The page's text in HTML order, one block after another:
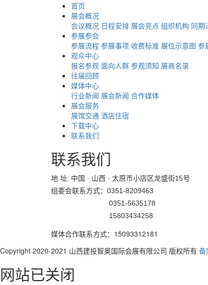
首页
展会概况
会议概况 日程安排 展会亮点 组织机构 同期
参展参会
参展流程 参展事项 收费标准 展位示意图 参
观众中心
报名参观 面向人群 参观须知 展商名录
往届回顾
媒体中心
行业新闻 展会新闻 合作媒体
展会服务
展馆交通 酒店住宿
下载中心
联系我们
联系我们
地 址: 中国 · 山西 · 太原市小店区龙盛街15号
组委会联系方式：0351-8209463
0351-5635178
15803434258
媒体合作联系方式：15093312181
Copyright 2020-2021 山西建投智奥国际会展有限公司 版权所有 备
网站已关闭